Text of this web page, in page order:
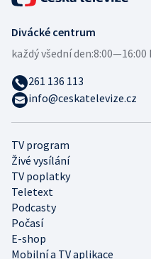
TV program
Živé vysílání
TV poplatky
Teletext
Podcasty
Počasí
E-shop
Mobilní a TV aplikace
Divácké centrum
každý všední den:8:00—16:00
261 136 113
info@ceskatelevize.cz